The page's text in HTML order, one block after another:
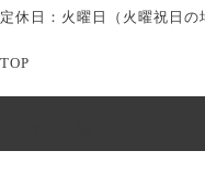
定休日：火曜日（火曜祝日の
TOP